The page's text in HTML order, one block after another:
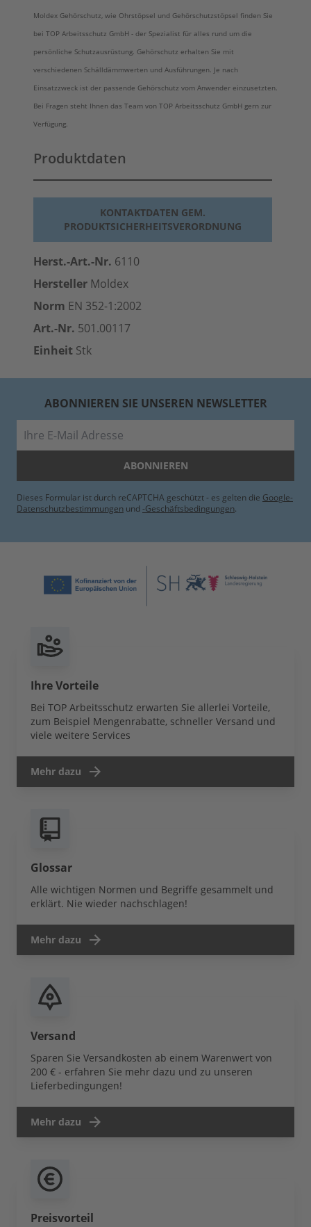
Moldex Gehörschutz, wie Ohrstöpsel und Gehörschutzstöpsel finden Sie
bei TOP Arbeitsschutz GmbH - der Spezialist für alles rund um die
persönliche Schutzausrüstung. Gehörschutz erhalten Sie mit
verschiedenen Schälldämmwerten und Ausführungen. Je nach
Einsatzzweck ist der passende Gehörschutz vom Anwender einzusetzten.
Bei Fragen steht Ihnen das Team von TOP Arbeitsschutz GmbH gern zur
Verfügung.
Produktdaten
KONTAKTDATEN GEM.
PRODUKTSICHERHEITSVERORDNUNG
Herst.-Art.-Nr. 6110
Hersteller Moldex
Norm EN 352-1:2002
Art.-Nr. 501.00117
Einheit Stk
ABONNIEREN SIE UNSEREN NEWSLETTER
ABONNIEREN
Dieses Formular ist durch reCAPTCHA geschützt - es gelten die Google-
Datenschutzbestimmungen und -Geschäftsbedingungen.
Ihre Vorteile
Bei TOP Arbeitsschutz erwarten Sie allerlei Vorteile,
zum Beispiel Mengenrabatte, schneller Versand und
viele weitere Services
Mehr dazu
Glossar
Alle wichtigen Normen und Begriffe gesammelt und
erklärt. Nie wieder nachschlagen!
Mehr dazu
Versand
Sparen Sie Versandkosten ab einem Warenwert von
200 € - erfahren Sie mehr dazu und zu unseren
Lieferbedingungen!
Mehr dazu
Preisvorteil